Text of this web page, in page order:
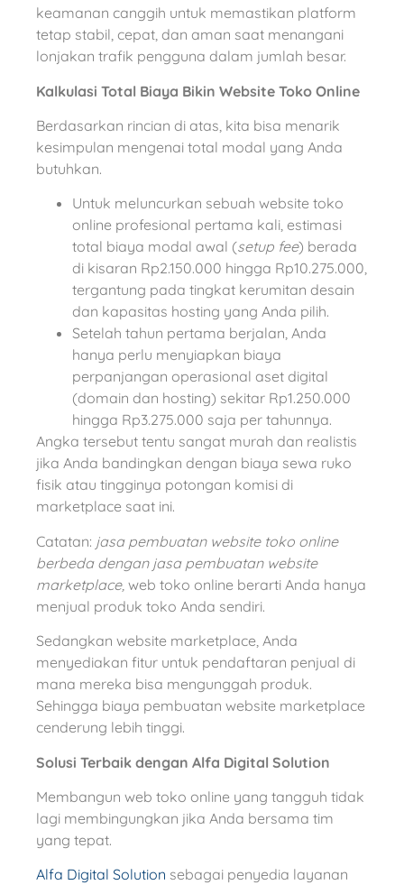
keamanan canggih untuk memastikan platform
tetap stabil, cepat, dan aman saat menangani
lonjakan trafik pengguna dalam jumlah besar.
Kalkulasi Total Biaya Bikin Website Toko Online
Berdasarkan rincian di atas, kita bisa menarik
kesimpulan mengenai total modal yang Anda
butuhkan.
Untuk meluncurkan sebuah website toko
online profesional pertama kali, estimasi
total biaya modal awal (setup fee) berada
di kisaran Rp2.150.000 hingga Rp10.275.000,
tergantung pada tingkat kerumitan desain
dan kapasitas hosting yang Anda pilih.
Setelah tahun pertama berjalan, Anda
hanya perlu menyiapkan biaya
perpanjangan operasional aset digital
(domain dan hosting) sekitar Rp1.250.000
hingga Rp3.275.000 saja per tahunnya.
Angka tersebut tentu sangat murah dan realistis
jika Anda bandingkan dengan biaya sewa ruko
fisik atau tingginya potongan komisi di
marketplace saat ini.
Catatan: jasa pembuatan website toko online
berbeda dengan jasa pembuatan website
marketplace, web toko online berarti Anda hanya
menjual produk toko Anda sendiri.
Sedangkan website marketplace, Anda
menyediakan fitur untuk pendaftaran penjual di
mana mereka bisa mengunggah produk.
Sehingga biaya pembuatan website marketplace
cenderung lebih tinggi.
Solusi Terbaik dengan Alfa Digital Solution
Membangun web toko online yang tangguh tidak
lagi membingungkan jika Anda bersama tim
yang tepat.
Alfa Digital Solution sebagai penyedia layanan